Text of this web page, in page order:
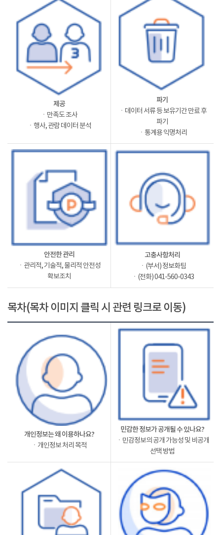
제공
ㆍ만족도 조사
ㆍ행사, 관람 데이터 분석
파기
ㆍ데이터 서류 등 보유기간 만료 후
파기
ㆍ통계용 익명처리
안전한 관리
ㆍ관리적, 기술적, 물리적 안전성
확보조치
고충사항처리
ㆍ(부서) 정보화팀
ㆍ(전화) 041-560-0343
목차(목차 이미지 클릭 시 관련 링크로 이동)
개인정보는 왜 이용하나요?
ㆍ개인정보 처리 목적
민감한 정보가 공개될 수 있나요?
ㆍ민감정보의 공개 가능성 및 비공개
선택 방법